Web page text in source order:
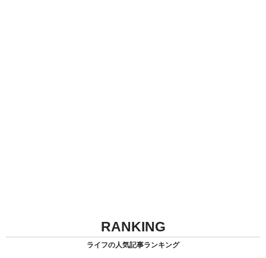
RANKING
ライフの人気記事ランキング